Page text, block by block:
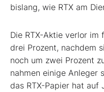
bislang, wie RTX am
Die RTX-Aktie verlor
drei Prozent, nachdem
noch um zwei Prozent
nahmen einige Anleger
das RTX-Papier hat